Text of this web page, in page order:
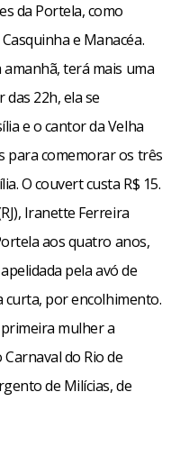
da Portela, como
e Manacéa.
terá mais uma
22h, ela se
e o cantor da Velha
para comemorar os três
O couvert custa R$ 15.
Iranette Ferreira
aos quatro anos,
pela avó de
curta, por encolhimento.
mulher a
do Rio de
de Milícias, de